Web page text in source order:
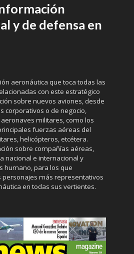
y de defensa en
aeronáutica que toca todas las
con este estratégico
sobre nuevos aviones, desde
corporativos o de negocio,
militares, como los
fuerzas aéreas del
helicópteros, etcétera.
sobre compañías aéreas,
nacional e internacional y
humano, para los que
personajes más representativos
en todas sus vertientes.